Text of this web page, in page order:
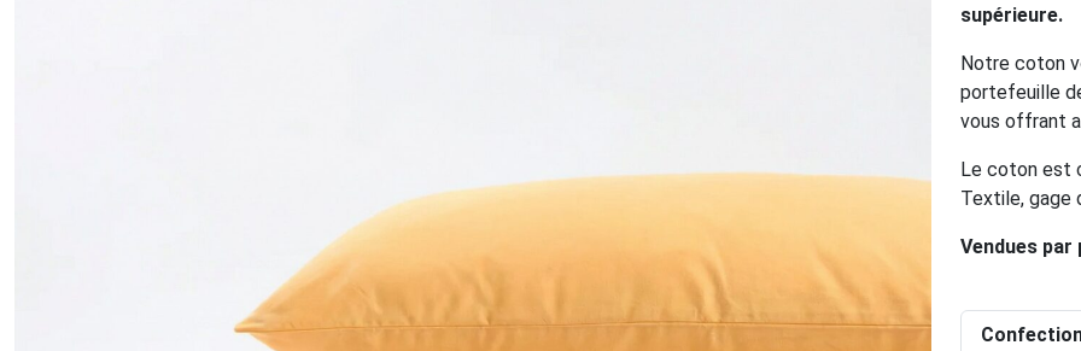
supérieure.
Notre coton
portefeuille
vous offrant
Le coton est
Textile, gage
Vendues par